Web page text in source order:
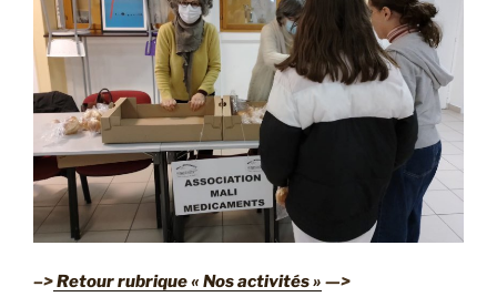
–>Retour rubrique « Nos activités » —>